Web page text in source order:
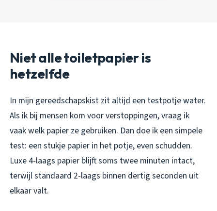
Niet alle toiletpapier is
hetzelfde
In mijn gereedschapskist zit altijd een testpotje water.
Als ik bij mensen kom voor verstoppingen, vraag ik
vaak welk papier ze gebruiken. Dan doe ik een simpele
test: een stukje papier in het potje, even schudden.
Luxe 4-laags papier blijft soms twee minuten intact,
terwijl standaard 2-laags binnen dertig seconden uit
elkaar valt.